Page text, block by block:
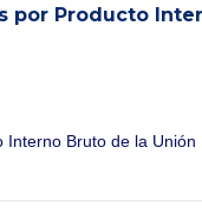
por Producto
Interno Bruto de la Unión